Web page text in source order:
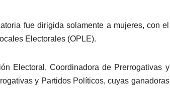
fue dirigida solamente a mujeres, con el
Electorales (OPLE).
Electoral, Coordinadora de Prerrogativas y
y Partidos Políticos, cuyas ganadoras